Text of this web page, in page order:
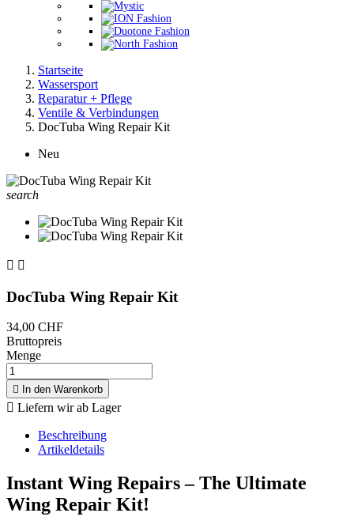
Startseite
Wassersport
Reparatur + Pflege
Ventile & Verbindungen
DocTuba Wing Repair Kit
Neu
search
 
DocTuba Wing Repair Kit
34,00 CHF
Bruttopreis
Menge
 In den Warenkorb
 Liefern wir ab Lager
Beschreibung
Artikeldetails
Instant Wing Repairs – The Ultimate
Wing Repair Kit!